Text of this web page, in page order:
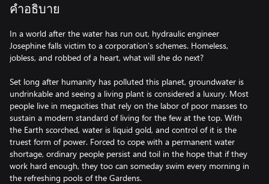
คำอธิบาย
In a world after the water has run out, hydraulic engineer
Josephine falls victim to a corporation's schemes. Homeless,
jobless, and robbed of a heart, what will she do next?
Set long after humanity has polluted this planet, groundwater is
undrinkable and seeing a living plant is considered a luxury. Most
people live in megacities that rely on the labor of poor masses to
sustain a modern standard of living for the few at the top. With
the Earth scorched, water is liquid gold, and control of it is the
truest form of power. Forced to cope with a permanent water
shortage, ordinary people persist and toil in the hope that if they
work hard enough, they too can someday swim every morning in
the refreshing pools of the Gardens.